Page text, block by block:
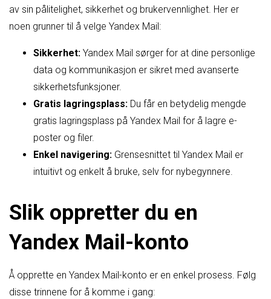
av sin pålitelighet, sikkerhet og brukervennlighet. Her er
noen grunner til å velge Yandex Mail:
Sikkerhet: Yandex Mail sørger for at dine personlige
data og kommunikasjon er sikret med avanserte
sikkerhetsfunksjoner.
Gratis lagringsplass: Du får en betydelig mengde
gratis lagringsplass på Yandex Mail for å lagre e-
poster og filer.
Enkel navigering: Grensesnittet til Yandex Mail er
intuitivt og enkelt å bruke, selv for nybegynnere.
Slik oppretter du en
Yandex Mail-konto
Å opprette en Yandex Mail-konto er en enkel prosess. Følg
disse trinnene for å komme i gang: